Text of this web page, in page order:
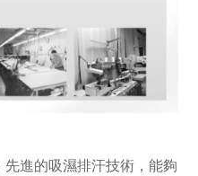
先進的吸濕排汗技術，能夠